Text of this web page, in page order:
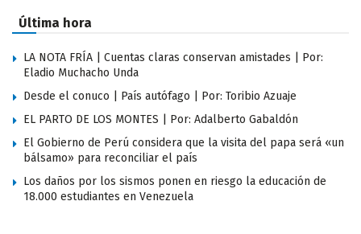
Última hora
LA NOTA FRÍA | Cuentas claras conservan amistades | Por:
Eladio Muchacho Unda
Desde el conuco | País autófago | Por: Toribio Azuaje
EL PARTO DE LOS MONTES | Por: Adalberto Gabaldón
El Gobierno de Perú considera que la visita del papa será «un
bálsamo» para reconciliar el país
Los daños por los sismos ponen en riesgo la educación de
18.000 estudiantes en Venezuela